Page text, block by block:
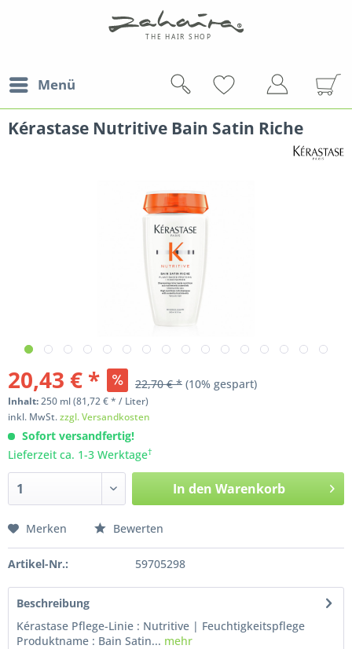
Menü
Kérastase Nutritive Bain Satin Riche
20,43 € * 22,70 € * (10% gespart)
Inhalt:250 ml(81,72 € * / Liter)
inkl. MwSt.zzgl. Versandkosten
Sofort versandfertig!
Lieferzeit ca. 1-3 Werktage†
In den Warenkorb
Merken Bewerten
Artikel-Nr.: 59705298
Beschreibung
Kérastase Pflege-Linie : Nutritive | Feuchtigkeitspflege
Produktname : Bain Satin... mehr